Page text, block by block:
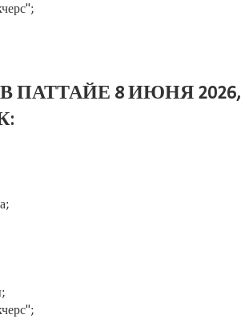
ПАТТАЙЕ 8 ИЮНЯ 2026,